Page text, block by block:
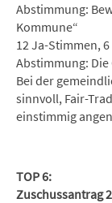
Abstimmung:
Kommune“
12 Ja-Stimmen,
Abstimmung:
Bei der
sinnvoll, Fair-
einstimmig
TOP 6:
Zuschussantrag